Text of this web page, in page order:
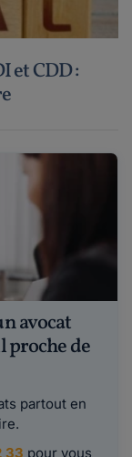
et CDD :
avocat
proche de
partout en
33 pour vous